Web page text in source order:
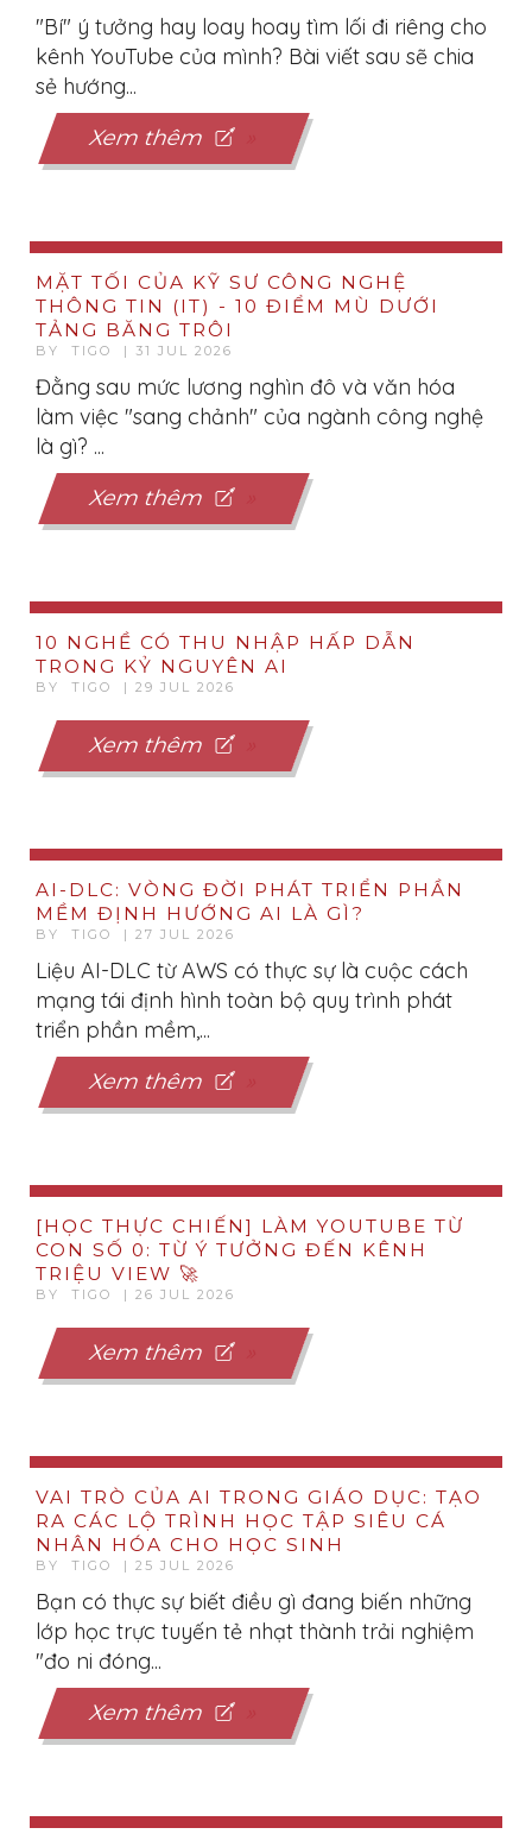
"Bí" ý tưởng hay loay hoay tìm lối đi riêng cho
kênh YouTube của mình? Bài viết sau sẽ chia
sẻ hướng...
Xem thêm
MẶT TỐI CỦA KỸ SƯ CÔNG NGHỆ
THÔNG TIN (IT) - 10 ĐIỂM MÙ DƯỚI
TẢNG BĂNG TRÔI
BY TIGO | 31 JUL 2026
Đằng sau mức lương nghìn đô và văn hóa
làm việc "sang chảnh" của ngành công nghệ
là gì? ...
Xem thêm
10 NGHỀ CÓ THU NHẬP HẤP DẪN
TRONG KỶ NGUYÊN AI
BY TIGO | 29 JUL 2026
Xem thêm
AI-DLC: VÒNG ĐỜI PHÁT TRIỂN PHẦN
MỀM ĐỊNH HƯỚNG AI LÀ GÌ?
BY TIGO | 27 JUL 2026
Liệu AI-DLC từ AWS có thực sự là cuộc cách
mạng tái định hình toàn bộ quy trình phát
triển phần mềm,...
Xem thêm
[HỌC THỰC CHIẾN] LÀM YOUTUBE TỪ
CON SỐ 0: TỪ Ý TƯỞNG ĐẾN KÊNH
TRIỆU VIEW 🚀
BY TIGO | 26 JUL 2026
Xem thêm
VAI TRÒ CỦA AI TRONG GIÁO DỤC: TẠO
RA CÁC LỘ TRÌNH HỌC TẬP SIÊU CÁ
NHÂN HÓA CHO HỌC SINH
BY TIGO | 25 JUL 2026
Bạn có thực sự biết điều gì đang biến những
lớp học trực tuyến tẻ nhạt thành trải nghiệm
"đo ni đóng...
Xem thêm